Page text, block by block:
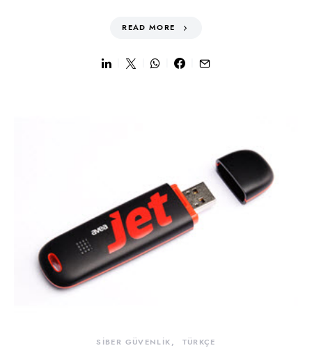
READ MORE
SİBER GÜVENLİK TÜRKÇE